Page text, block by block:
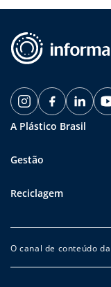
A Plástico Brasil
Gestão
Reciclagem
O canal de conteúdo